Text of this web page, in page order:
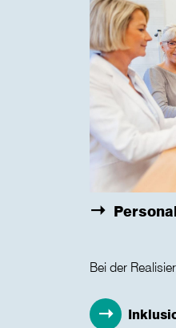
Bei der